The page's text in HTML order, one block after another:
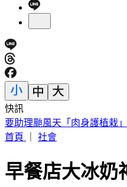
快訊
桃園明天5區近10萬戶斷水
首頁
社會
早餐店大冰